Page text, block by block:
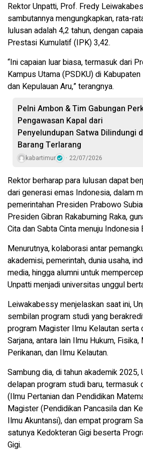
Rektor Unpatti, Prof. Fredy
sambutannya mengungkapkan, rata-
lulusan adalah 4,2 tahun, dengan
Prestasi Kumulatif (IPK) 3,42.
“Ini capaian luar biasa, termasuk dari
Kampus Utama (PSDKU) di
dan Kepulauan Aru,” terangnya.
Pelni Ambon & Tim Gabungan
Pengawasan Kapal dari
Penyelundupan Satwa Dilindungi
Barang Terlarang
kabartimur 22/07/2026
Rektor berharap para lulusan dapat
dari generasi emas Indonesia, dalam
pemerintahan Presiden Prabowo
Presiden Gibran Rakabuming Raka,
Cita dan Sabta Cinta menuju Indonesia
Menurutnya, kolaborasi antar
akademisi, pemerintah, dunia usaha,
media, hingga alumni untuk
Unpatti menjadi universitas unggul
Leiwakabessy menjelaskan saat ini,
sembilan program studi yang
program Magister Ilmu Kelautan serta
Sarjana, antara lain Ilmu Hukum,
Perikanan, dan Ilmu Kelautan.
Sambung dia, di tahun akademik
delapan program studi baru, termasuk
(Ilmu Pertanian dan Pendidikan
Magister (Pendidikan Pancasila dan
Ilmu Akuntansi), dan empat program
satunya Kedokteran Gigi beserta
Gigi.